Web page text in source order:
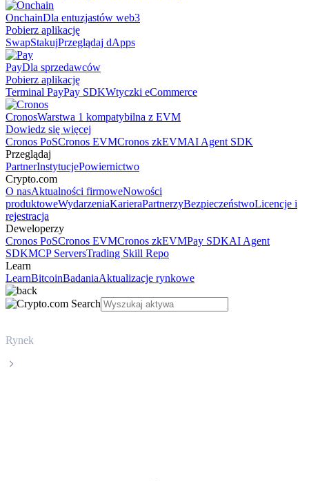
OnchainDla entuzjastów web3
Pobierz aplikację
SwapStakujPrzeglądaj dApps
PayDla sprzedawców
Pobierz aplikację
Terminal PayPay SDKWtyczki eCommerce
CronosWarstwa 1 kompatybilna z EVM
Dowiedz się więcej
Cronos PoSCronos EVMCronos zkEVMAI Agent SDK
Przeglądaj
PartnerInstytucjePowiernictwo
Crypto.com
O nasAktualności firmoweNowości
produktoweWydarzeniaKarieraPartnerzyBezpieczeństwoLicencje i
rejestracja
Deweloperzy
Cronos PoSCronos EVMCronos zkEVMPay SDKAI Agent
SDKMCP ServersTrading Skill Repo
Learn
LearnBitcoinBadaniaAktualizacje rynkowe
Rynek